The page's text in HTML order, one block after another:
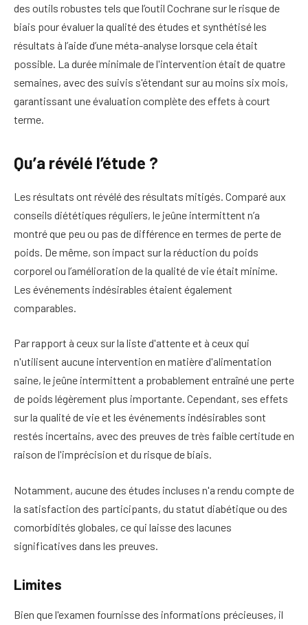
des outils robustes tels que l’outil Cochrane sur le risque de
biais pour évaluer la qualité des études et synthétisé les
résultats à l’aide d’une méta-analyse lorsque cela était
possible. La durée minimale de l'intervention était de quatre
semaines, avec des suivis s'étendant sur au moins six mois,
garantissant une évaluation complète des effets à court
terme.
Qu’a révélé l’étude ?
Les résultats ont révélé des résultats mitigés. Comparé aux
conseils diététiques réguliers, le jeûne intermittent n’a
montré que peu ou pas de différence en termes de perte de
poids. De même, son impact sur la réduction du poids
corporel ou l’amélioration de la qualité de vie était minime.
Les événements indésirables étaient également
comparables.
Par rapport à ceux sur la liste d'attente et à ceux qui
n'utilisent aucune intervention en matière d'alimentation
saine, le jeûne intermittent a probablement entraîné une perte
de poids légèrement plus importante. Cependant, ses effets
sur la qualité de vie et les événements indésirables sont
restés incertains, avec des preuves de très faible certitude en
raison de l'imprécision et du risque de biais.
Notamment, aucune des études incluses n'a rendu compte de
la satisfaction des participants, du statut diabétique ou des
comorbidités globales, ce qui laisse des lacunes
significatives dans les preuves.
Limites
Bien que l'examen fournisse des informations précieuses, il